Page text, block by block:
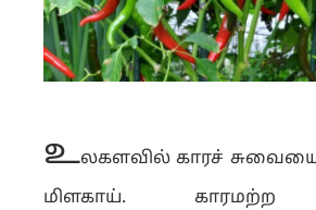
உலகளவில் காரச்
மிளகாய்.